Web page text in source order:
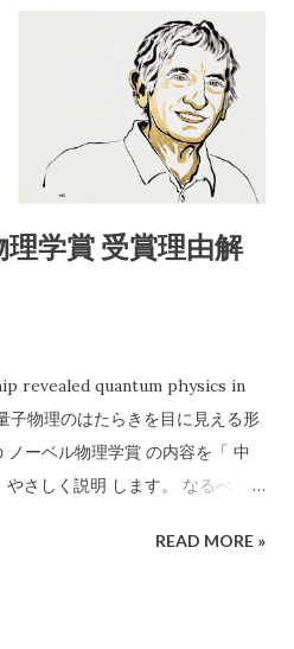
ラシについて、詳細に評価・ア
の分析 業者名 ：ABCリサイクル
許可番号 ：自動車商許可証 第
証） 連絡先 ：携帯番号のみ
：8:00〜18:00 チラシの訴求点
「幅広い品目」「遺品整理、引越
リスク評価 1）「無料」表記の
は回収できない」「特定品目は
高額請求する 悪質な業者も存在
話番号のみ」 一般的な法人や信
電話」や「会社ホームページ」
のみの場合、 連絡が取れなくな
りやすいです。 3）記載されて
ていません。 家電や不用品の正
学賞 受賞理由解
revealed quantum physics in
物理のはたらきを目に見える形
ーベル物理学賞 の内容を「 中
さしく説明 します。 なるべく専
物理学賞とは？ 2025年のノーベ
READ MORE »